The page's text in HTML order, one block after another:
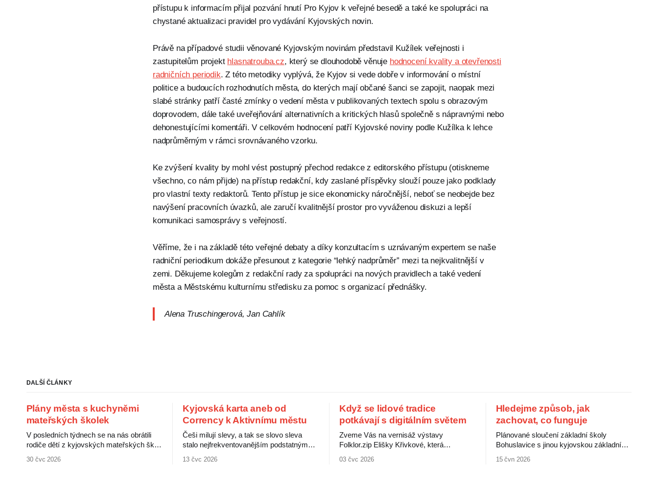
přístupu k informacím přijal pozvání hnutí Pro Kyjov k veřejné besedě a také ke spolupráci na
chystané aktualizaci pravidel pro vydávání Kyjovských novin.
Právě na případové studii věnované Kyjovským novinám představil Kužílek veřejnosti i
zastupitelům projekt hlasnatrouba.cz, který se dlouhodobě věnuje hodnocení kvality a otevřenosti
radničních periodik. Z této metodiky vyplývá, že Kyjov si vede dobře v informování o místní
politice a budoucích rozhodnutích města, do kterých mají občané šanci se zapojit, naopak mezi
slabé stránky patří časté zmínky o vedení města v publikovaných textech spolu s obrazovým
doprovodem, dále také uveřejňování alternativních a kritických hlasů společně s nápravnými nebo
dehonestujícími komentáři. V celkovém hodnocení patří Kyjovské noviny podle Kužílka k lehce
nadprůměrným v rámci srovnávaného vzorku.
Ke zvýšení kvality by mohl vést postupný přechod redakce z editorského přístupu (otiskneme
všechno, co nám přijde) na přístup redakční, kdy zaslané příspěvky slouží pouze jako podklady
pro vlastní texty redaktorů. Tento přístup je sice ekonomicky náročnější, neboť se neobejde bez
navýšení pracovních úvazků, ale zaručí kvalitnější prostor pro vyváženou diskuzi a lepší
komunikaci samosprávy s veřejností.
Věříme, že i na základě této veřejné debaty a díky konzultacím s uznávaným expertem se naše
radniční periodikum dokáže přesunout z kategorie “lehký nadprůměr” mezi ta nejkvalitnější v
zemi. Děkujeme kolegům z redakční rady za spolupráci na nových pravidlech a také vedení
města a Městskému kulturnímu středisku za pomoc s organizací přednášky.
Alena Truschingerová, Jan Cahlík
DALŠÍ ČLÁNKY
Plány města s kuchyněmi
mateřských školek
V posledních týdnech se na nás obrátili
rodiče dětí z kyjovských mateřských škol.
30 čvc 2026
Kyjovská karta aneb od
Corrency k Aktivnímu městu
Češi milují slevy, a tak se slovo sleva
stalo nejfrekventovanějším podstatným
13 čvc 2026
Když se lidové tradice
potkávají s digitálním světem
Zveme Vás na vernisáž výstavy
Folklor.zip Elišky Křivkové, která
03 čvc 2026
Hledejme způsob, jak
zachovat, co funguje
Plánované sloučení základní školy
Bohuslavice s jinou kyjovskou základní
15 čvn 2026